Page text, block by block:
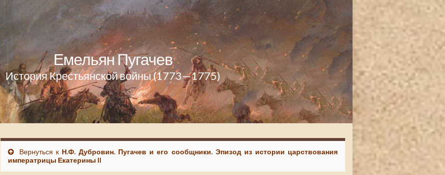
Емельян Пугачев
История Крестьянской войны (1773—1775)
Вернуться к Н.Ф. Дубровин. Пугачев и его сообщники. Эпизод из истории царствования
императрицы Екатерины II